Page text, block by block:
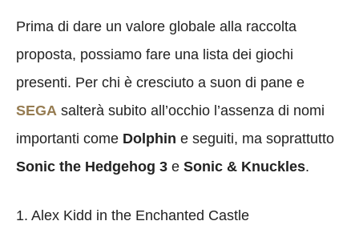
Prima di dare un valore globale alla raccolta
proposta, possiamo fare una lista dei giochi
presenti. Per chi è cresciuto a suon di pane e
SEGA salterà subito all’occhio l’assenza di nomi
importanti come Dolphin e seguiti, ma soprattutto
Sonic the Hedgehog 3 e Sonic & Knuckles.
1. Alex Kidd in the Enchanted Castle